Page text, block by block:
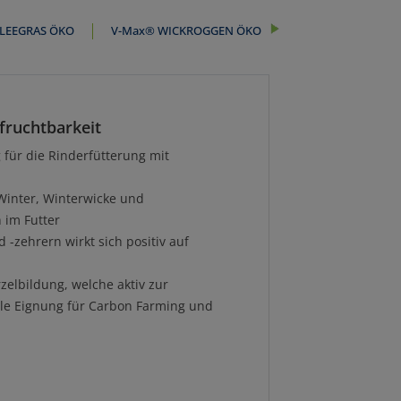
V-Max® WICKROGGEN ÖKO
ÖKO
für die Rinderfütterung mit
Winterwicke und
im Futter
-zehrern wirkt sich positiv auf
welche aktiv zur
Eignung für Carbon Farming und